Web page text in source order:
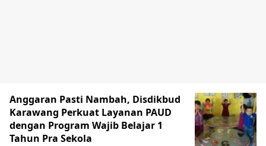
Anggaran Pasti Nambah, Disdikbud
Karawang Perkuat Layanan PAUD
dengan Program Wajib Belajar 1
Tahun Pra Sekola